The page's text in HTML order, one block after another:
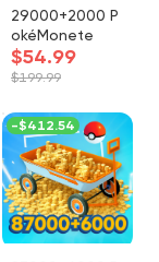
29000+2000 P
okéMonete
$54.99
$199.99
-$412.54